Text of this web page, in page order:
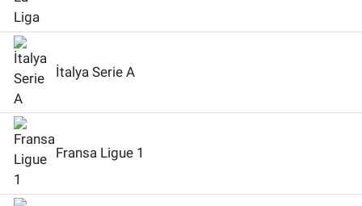
İtalya Serie A
Fransa Ligue 1